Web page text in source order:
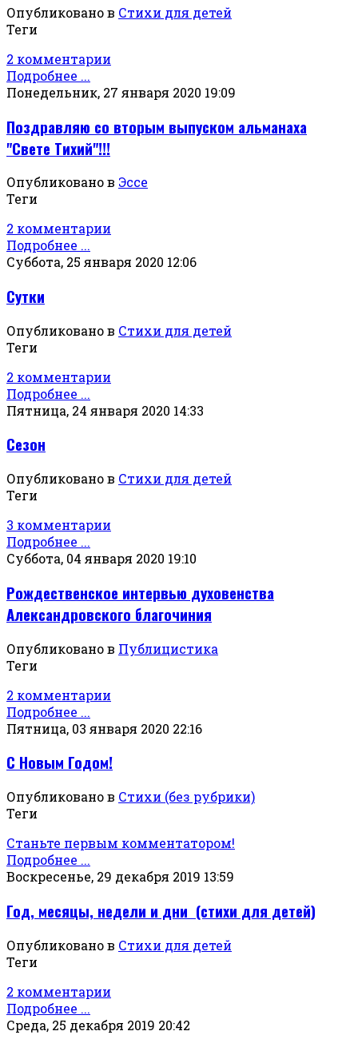
Опубликовано в Стихи для детей
Теги
2 комментарии
Подробнее ...
Понедельник, 27 января 2020 19:09
Поздравляю со вторым выпуском альманаха
"Свете Тихий"!!!
Опубликовано в Эссе
Теги
2 комментарии
Подробнее ...
Суббота, 25 января 2020 12:06
Сутки
Опубликовано в Стихи для детей
Теги
2 комментарии
Подробнее ...
Пятница, 24 января 2020 14:33
Сезон
Опубликовано в Стихи для детей
Теги
3 комментарии
Подробнее ...
Суббота, 04 января 2020 19:10
Рождественское интервью духовенства
Александровского благочиния
Опубликовано в Публицистика
Теги
2 комментарии
Подробнее ...
Пятница, 03 января 2020 22:16
С Новым Годом!
Опубликовано в Стихи (без рубрики)
Теги
Станьте первым комментатором!
Подробнее ...
Воскресенье, 29 декабря 2019 13:59
Год, месяцы, недели и дни (стихи для детей)
Опубликовано в Стихи для детей
Теги
2 комментарии
Подробнее ...
Среда, 25 декабря 2019 20:42